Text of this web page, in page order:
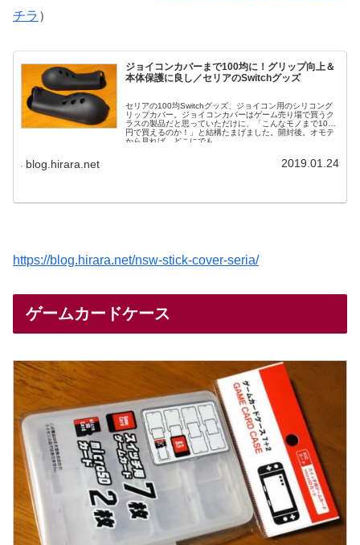
チラ ）
ジョイコンカバーまで100均に！グリップ向上＆
本体保護に良し／セリアのSwitchグッズ
セリアの100均Switchグッズ、ジョイコン用のシリコング
リップカバー。ジョイコンカバーはゲーム売り場で買うク
ラスの製品だと思っていただけに、「こんなモノまで100
円で買えるのか！」と結構たまげました。開封後。オモテ
から見れば、どこにでも...
blog.hirara.net 2019.01.24
https://blog.hirara.net/nsw-stick-cover-seria/
ゲームカードケース